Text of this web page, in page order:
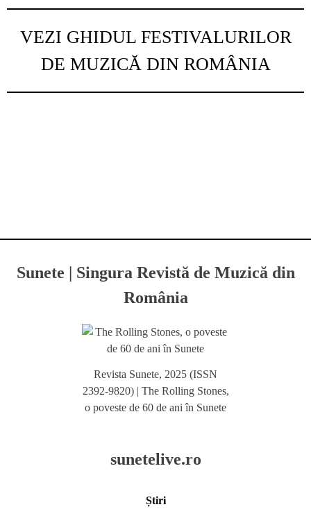
VEZI GHIDUL FESTIVALURILOR
DE MUZICĂ DIN ROMÂNIA
Sunete | Singura Revistă de Muzică din
România
Revista Sunete, 2025 (ISSN
2392-9820) | The Rolling Stones,
o poveste de 60 de ani în Sunete
sunetelive.ro
Știri